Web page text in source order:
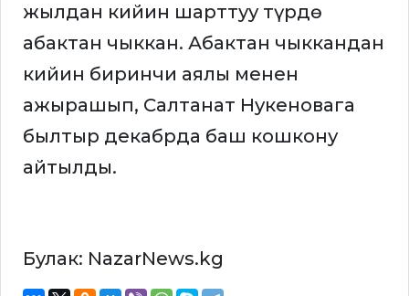
жылдан кийин шарттуу түрдө
абактан чыккан. Абактан чыккандан
кийин биринчи аялы менен
ажырашып, Салтанат Нукеновага
былтыр декабрда баш кошкону
айтылды.
Булак: NazarNews.kg